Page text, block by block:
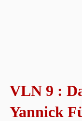
VLN 9 :
Yannick